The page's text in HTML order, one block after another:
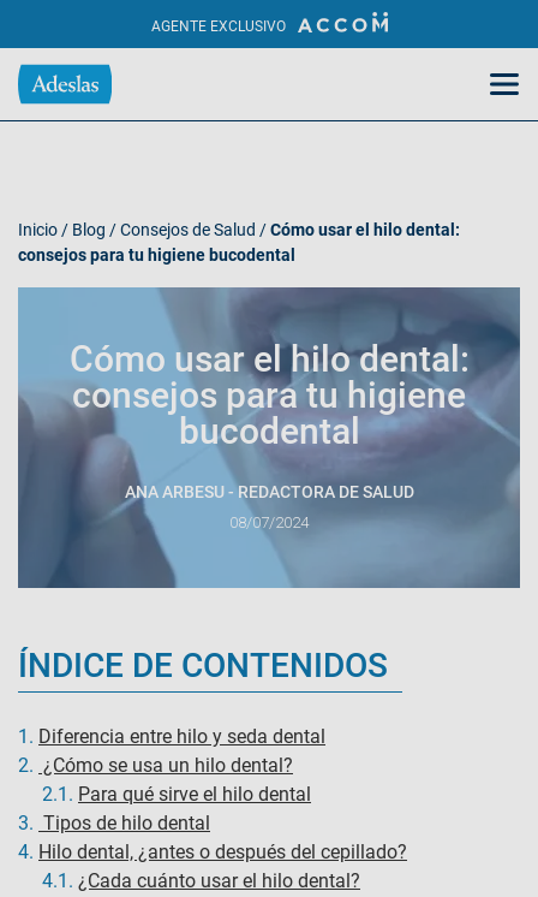
AGENTE EXCLUSIVO
Inicio / Blog /Consejos de Salud /Cómo usar el hilo dental:
consejos para tu higiene bucodental
Cómo usar el hilo dental:
consejos para tu higiene
bucodental
ANA ARBESU - REDACTORA DE SALUD
08/07/2024
ÍNDICE DE CONTENIDOS
1. Diferencia entre hilo y seda dental
2. ¿Cómo se usa un hilo dental?
2.1. Para qué sirve el hilo dental
3. Tipos de hilo dental
4. Hilo dental, ¿antes o después del cepillado?
4.1. ¿Cada cuánto usar el hilo dental?